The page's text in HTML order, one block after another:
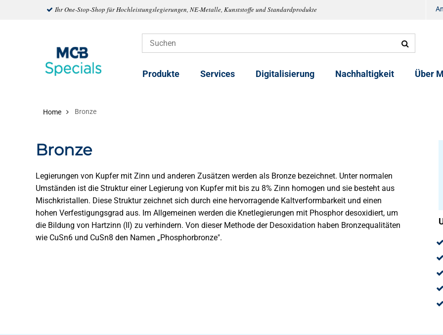
Ihr One-Stop-Shop für Hochleistungslegierungen, NE-Metalle, Kunststoffe und Standardprodukte
Produkte Services Digitalisierung Nachhaltigkeit Über
Home Bronze
Bronze
Legierungen von Kupfer mit Zinn und anderen Zusätzen werden als Bronze bezeichnet. Unter normalen
Umständen ist die Struktur einer Legierung von Kupfer mit bis zu 8% Zinn homogen und sie besteht aus
Mischkristallen. Diese Struktur zeichnet sich durch eine hervorragende Kaltverformbarkeit und einen
hohen Verfestigungsgrad aus. Im Allgemeinen werden die Knetlegierungen mit Phosphor desoxidiert, um
die Bildung von Hartzinn (II) zu verhindern. Von dieser Methode der Desoxidation haben Bronzequalitäten
wie CuSn6 und CuSn8 den Namen „Phosphorbronze".